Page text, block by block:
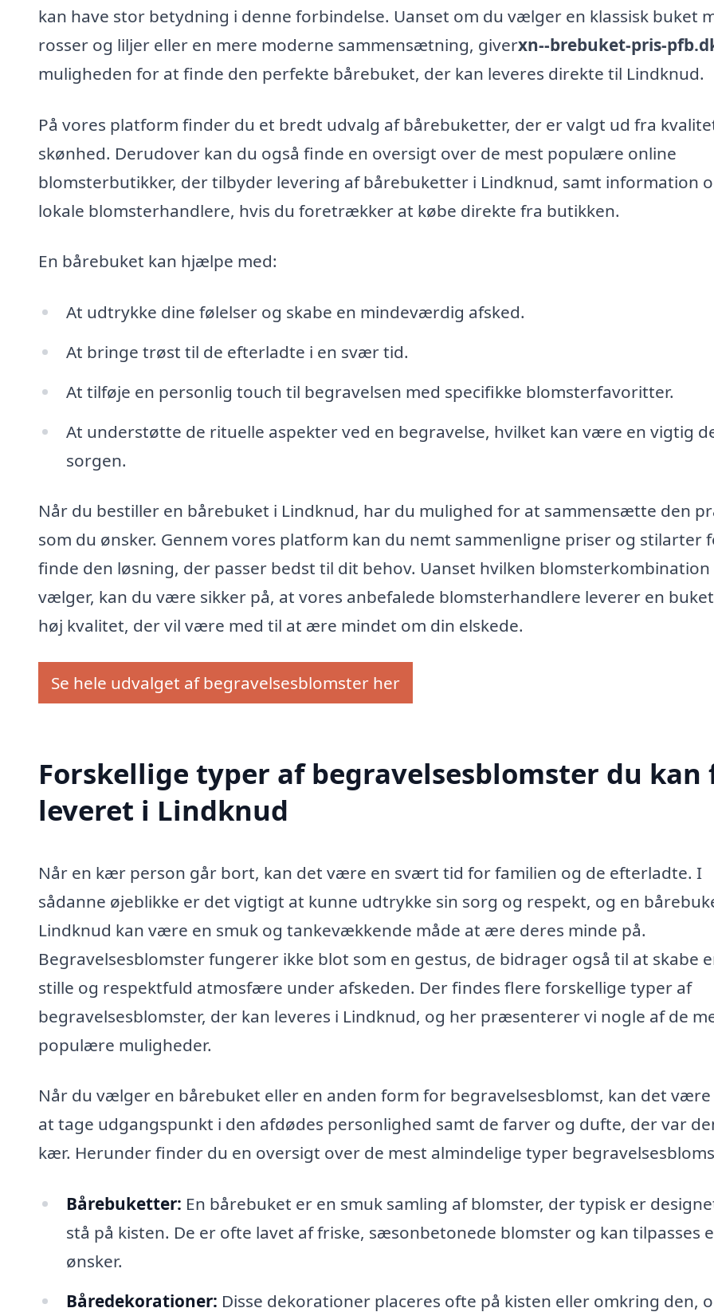
kan have stor betydning i denne forbindelse. Uanset om du vælger en klassisk buket
rosser og liljer eller en mere moderne sammensætning, giverxn--brebuket-pris-
muligheden for at finde den perfekte bårebuket, der kan leveres direkte til Lindknud.
På vores platform finder du et bredt udvalg af bårebuketter, der er valgt ud fra
skønhed. Derudover kan du også finde en oversigt over de mest populære online
blomsterbutikker, der tilbyder levering af bårebuketter i Lindknud, samt information
lokale blomsterhandlere, hvis du foretrækker at købe direkte fra butikken.
En bårebuket kan hjælpe med:
At udtrykke dine følelser og skabe en mindeværdig afsked.
At bringe trøst til de efterladte i en svær tid.
At tilføje en personlig touch til begravelsen med specifikke blomsterfavoritter.
At understøtte de rituelle aspekter ved en begravelse, hvilket kan være en vigtig
sorgen.
Når du bestiller en bårebuket i Lindknud, har du mulighed for at sammensætte den
som du ønsker. Gennem vores platform kan du nemt sammenligne priser og stilarter
finde den løsning, der passer bedst til dit behov. Uanset hvilken
vælger, kan du være sikker på, at vores anbefalede blomsterhandlere leverer en
høj kvalitet, der vil være med til at ære mindet om din elskede.
Se hele udvalget af begravelsesblomster her
Forskellige typer af begravelsesblomster du kan
leveret i Lindknud
Når en kær person går bort, kan det være en svært tid for familien og de efterladte. I
sådanne øjeblikke er det vigtigt at kunne udtrykke sin sorg og respekt, og en
Lindknud kan være en smuk og tankevækkende måde at ære deres minde på.
Begravelsesblomster fungerer ikke blot som en gestus, de bidrager også til at skabe
stille og respektfuld atmosfære under afskeden. Der findes flere forskellige typer af
begravelsesblomster, der kan leveres i Lindknud, og her præsenterer vi nogle af de
populære muligheder.
Når du vælger en bårebuket eller en anden form for begravelsesblomst, kan det
at tage udgangspunkt i den afdødes personlighed samt de farver og dufte, der var
kær. Herunder finder du en oversigt over de mest almindelige typer
Bårebuketter: En bårebuket er en smuk samling af blomster, der typisk er
stå på kisten. De er ofte lavet af friske, sæsonbetonede blomster og kan tilpasses
ønsker.
Båredekorationer: Disse dekorationer placeres ofte på kisten eller omkring den,